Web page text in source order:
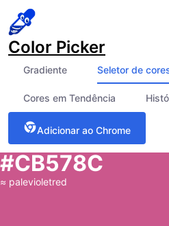
Color Picker
Gradiente Seletor de
Cores em Tendência
Adicionar ao Chrome
#CB578C
≈ palevioletred